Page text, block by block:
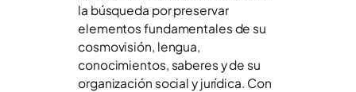
la búsqueda por preservar
elementos fundamentales de su
cosmovisión, lengua,
conocimientos, saberes y de su
organización social y jurídica. Con